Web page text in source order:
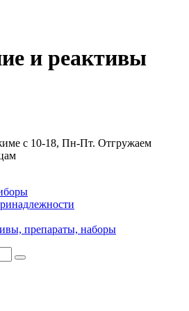
и реактивы
с 10-18, Пн-Пт. Отгружаем
препараты, наборы